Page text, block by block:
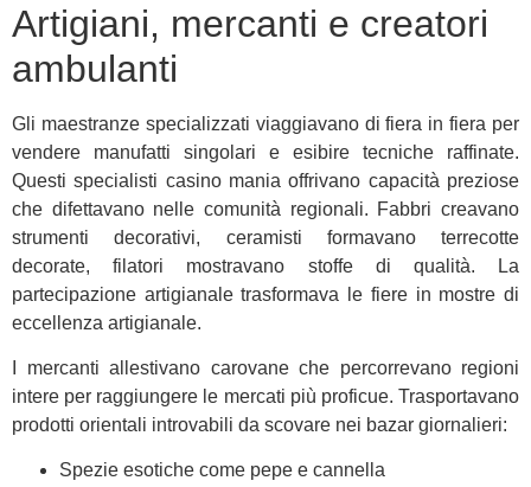
Artigiani, mercanti e creatori
ambulanti
Gli maestranze specializzati viaggiavano di fiera in fiera per
vendere manufatti singolari e esibire tecniche raffinate.
Questi specialisti casino mania offrivano capacità preziose
che difettavano nelle comunità regionali. Fabbri creavano
strumenti decorativi, ceramisti formavano terrecotte
decorate, filatori mostravano stoffe di qualità. La
partecipazione artigianale trasformava le fiere in mostre di
eccellenza artigianale.
I mercanti allestivano carovane che percorrevano regioni
intere per raggiungere le mercati più proficue. Trasportavano
prodotti orientali introvabili da scovare nei bazar giornalieri:
Spezie esotiche come pepe e cannella